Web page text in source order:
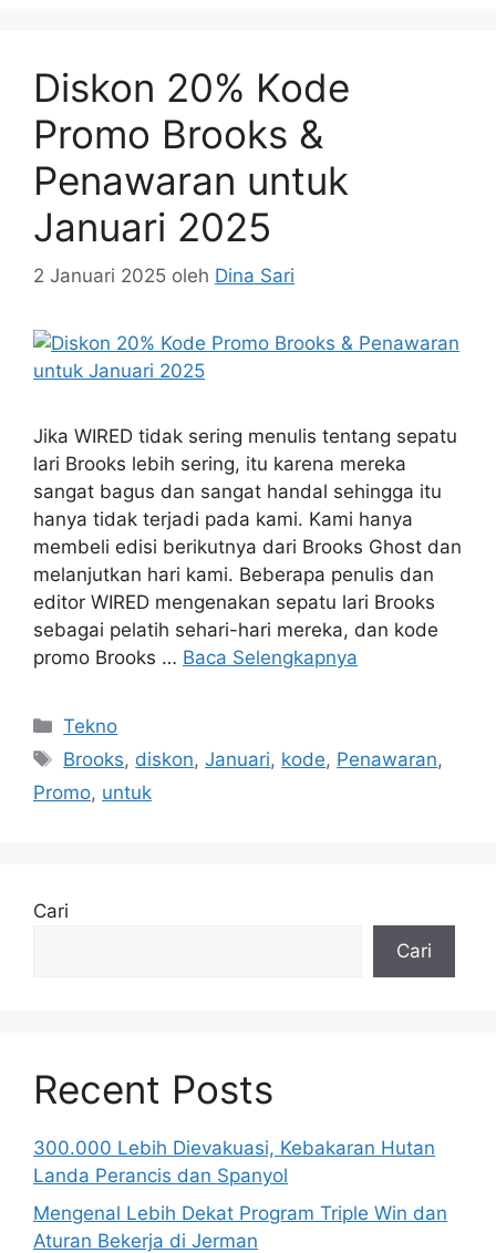
Diskon 20% Kode
Promo Brooks &
Penawaran untuk
Januari 2025
2 Januari 2025 oleh Dina Sari
Jika WIRED tidak sering menulis tentang sepatu
lari Brooks lebih sering, itu karena mereka
sangat bagus dan sangat handal sehingga itu
hanya tidak terjadi pada kami. Kami hanya
membeli edisi berikutnya dari Brooks Ghost dan
melanjutkan hari kami. Beberapa penulis dan
editor WIRED mengenakan sepatu lari Brooks
sebagai pelatih sehari-hari mereka, dan kode
promo Brooks … Baca Selengkapnya
Kategori
Tekno
Tag
Brooks, diskon,Januari, kode, Penawaran,
Promo, untuk
Cari
Cari
Recent Posts
300.000 Lebih Dievakuasi, Kebakaran Hutan
Landa Perancis dan Spanyol
Mengenal Lebih Dekat Program Triple Win dan
Aturan Bekerja di Jerman